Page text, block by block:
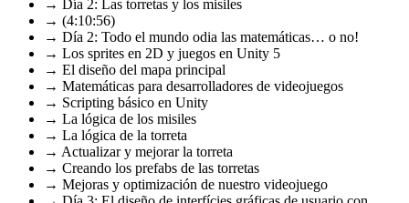
→ Día 2: Las torretas y los misiles
→ (4:10:56)
→ Día 2: Todo el mundo odia las matemáticas… o no!
→ Los sprites en 2D y juegos en Unity 5
→ El diseño del mapa principal
→ Matemáticas para desarrolladores de videojuegos
→ Scripting básico en Unity
→ La lógica de los misiles
→ La lógica de la torreta
→ Actualizar y mejorar la torreta
→ Creando los prefabs de las torretas
→ Mejoras y optimización de nuestro videojuego